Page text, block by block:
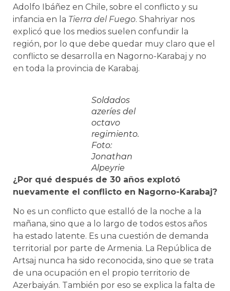
Adolfo Ibáñez en Chile, sobre el conflicto y su
infancia en la Tierra del Fuego. Shahriyar nos
explicó que los medios suelen confundir la
región, por lo que debe quedar muy claro que el
conflicto se desarrolla en Nagorno-Karabaj y no
en toda la provincia de Karabaj.
Soldados
azeríes del
octavo
regimiento.
Foto:
Jonathan
Alpeyrie
¿Por qué después de 30 años explotó
nuevamente el conflicto en Nagorno-Karabaj?
No es un conflicto que estalló de la noche a la
mañana, sino que a lo largo de todos estos años
ha estado latente. Es una cuestión de demanda
territorial por parte de Armenia. La República de
Artsaj nunca ha sido reconocida, sino que se trata
de una ocupación en el propio territorio de
Azerbaiyán. También por eso se explica la falta de